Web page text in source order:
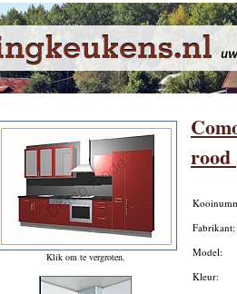
Klik om te vergroten.
rood
Model:
Kleur: